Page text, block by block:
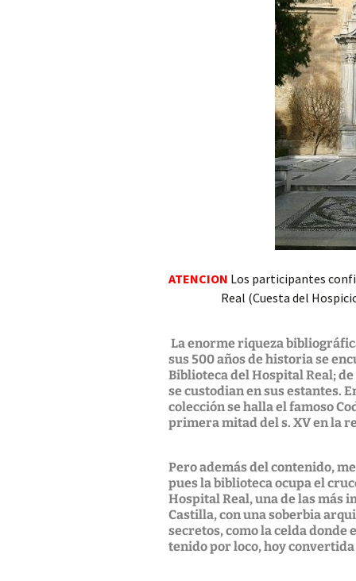
determinantes socio-
Redes de Solidaridad
enfermeros en Lepanto
Silicosis en la Andalucía
Epidemias: un combate
Involving Patients and
the Public in Research
El miedo, los miedos.
Gestión saludable
Isabel Zendal en la Real
Expedición Filantrópica
de la Vacuna
Gripe española de 1918-
ATENCION Los participantes
Real (Cuesta del
La enorme riqueza
sus 500 años de historia se
Biblioteca del Hospital Real;
se custodian en sus estantes.
colección se halla el famoso
primera mitad del s. XV en la
Pero además del contenido,
pues la biblioteca ocupa el
Hospital Real, una de las
Castilla, con una soberbia
secretos, como la celda donde
tenido por loco, hoy